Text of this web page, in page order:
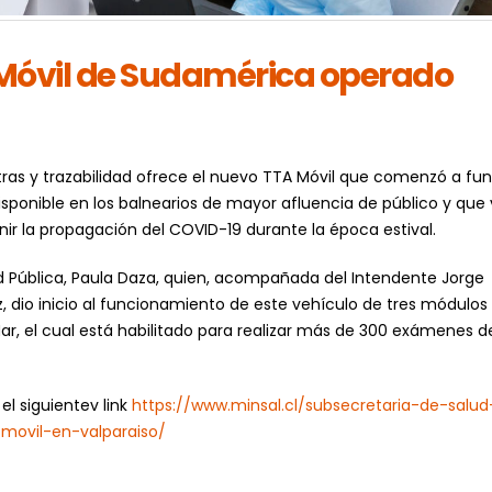
de Sudamérica operado
y trazabilidad ofrece el nuevo TTA Móvil que comenzó a
en los balnearios de mayor afluencia de público y que
la propagación del COVID-19 durante la época estival.
Paula Daza, quien, acompañada del Intendente Jorge
dio inicio al funcionamiento de este vehículo de tres módulos
el cual está habilitado para realizar más de 300 exámenes
siguientev link https://www.minsal.cl/subsecretaria-de-
en-valparaiso/